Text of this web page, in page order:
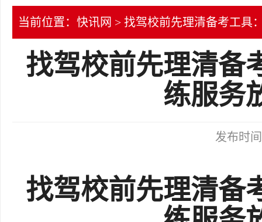
当前位置： 快讯网 > 找驾校前先理清备考工具
找驾校前先理清备
练服务
发布时
找驾校前先理清备